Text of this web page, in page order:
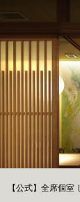
【公式】全席個